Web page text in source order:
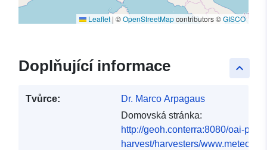
Leaflet | ©OpenStreetMapcontributors ©GISCO
keyboard_arrow_up
Doplňující informace
Tvůrce:
Dr. Marco Arpagaus
Domovská stránka:
http://geoh.conterra:8080/oai-
harvest/harvesters/